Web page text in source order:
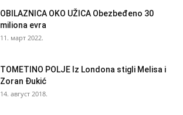
OBILAZNICA OKO UŽICA Obezbeđeno 30
miliona evra
11. март 2022.
TOMETINO POLJE Iz Londona stigli Melisa i
Zoran Đukić
14. август 2018.